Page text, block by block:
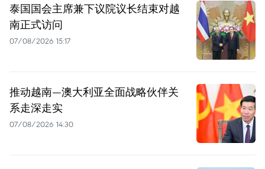
泰国国会主席兼下议院议长结束对越
南正式访问
07/08/2026 15:17
推动越南—澳大利亚全面战略伙伴关
系走深走实
07/08/2026 14:30